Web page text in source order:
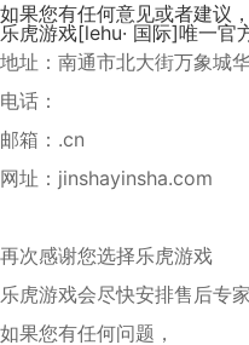
如果您有任何意见或者建议
乐虎游戏[lehu· 国际]唯一官
地址：南通市北大街万象城
电话：
邮箱： .cn
网址： jinshayinsha.com
再次感谢您选择乐虎游戏
乐虎游戏会尽快安排售后专
如果您有任何问题，